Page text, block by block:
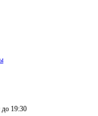
до 19:30